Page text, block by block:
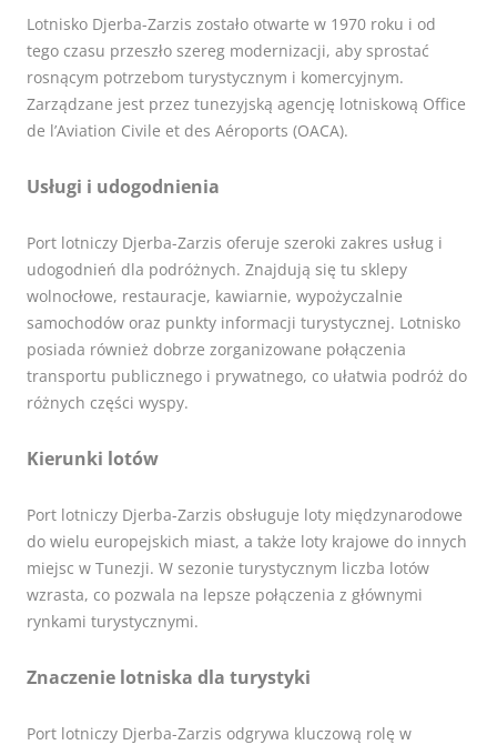
Lotnisko Djerba-Zarzis zostało otwarte w 1970 roku i od
tego czasu przeszło szereg modernizacji, aby sprostać
rosnącym potrzebom turystycznym i komercyjnym.
Zarządzane jest przez tunezyjską agencję lotniskową Office
de l’Aviation Civile et des Aéroports (OACA).
Usługi i udogodnienia
Port lotniczy Djerba-Zarzis oferuje szeroki zakres usług i
udogodnień dla podróżnych. Znajdują się tu sklepy
wolnocłowe, restauracje, kawiarnie, wypożyczalnie
samochodów oraz punkty informacji turystycznej. Lotnisko
posiada również dobrze zorganizowane połączenia
transportu publicznego i prywatnego, co ułatwia podróż do
różnych części wyspy.
Kierunki lotów
Port lotniczy Djerba-Zarzis obsługuje loty międzynarodowe
do wielu europejskich miast, a także loty krajowe do innych
miejsc w Tunezji. W sezonie turystycznym liczba lotów
wzrasta, co pozwala na lepsze połączenia z głównymi
rynkami turystycznymi.
Znaczenie lotniska dla turystyki
Port lotniczy Djerba-Zarzis odgrywa kluczową rolę w